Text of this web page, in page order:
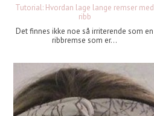
Tutorial: Hvordan lage lange remser med
ribb
Det finnes ikke noe så irriterende som en
ribbremse som er...